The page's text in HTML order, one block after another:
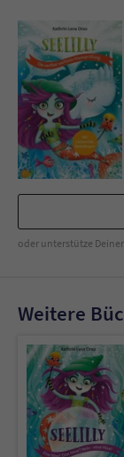
oder unterstütze
Weitere
Zweck